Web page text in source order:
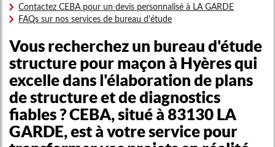
Contactez CEBA pour un devis personnalisé à LA GARDE
FAQs sur nos services de bureau d'étude
Vous recherchez un bureau d'étude
structure pour maçon à Hyèresqui
excelle dans l'élaboration de plans
de structure et de diagnostics
fiables ? CEBA, situé à 83130 LA
GARDE, est à votre service pour